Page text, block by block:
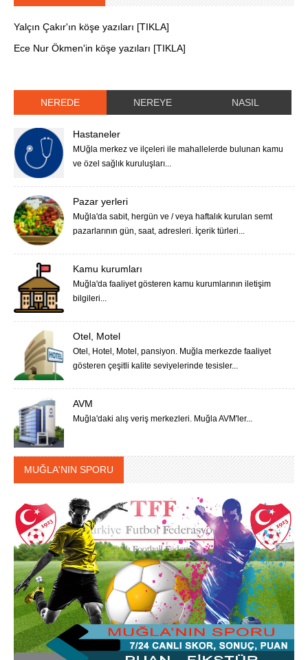
Yalçın Çakır'ın köşe yazıları [TIKLA]
Ece Nur Ökmen'in köşe yazıları [TIKLA]
NEREDE NEREYE NASIL
Hastaneler
MUğla merkez ve ilçeleri ile mahallelerde bulunan kamu
ve özel sağlık kuruluşları...
Pazar yerleri
Muğla'da sabit, hergün ve / veya haftalık kurulan semt
pazarlarının gün, saat, adresleri. İçerik türleri...
Kamu kurumları
Muğla'da faaliyet gösteren kamu kurumlarının iletişim
bilgileri...
Otel, Motel
Otel, Hotel, Motel, pansiyon. Muğla merkezde faaliyet
gösteren çeşitli kalite seviyelerinde tesisler...
AVM
Muğla'daki alış veriş merkezleri. Muğla AVM'ler...
MUĞLA'NIN SPORU